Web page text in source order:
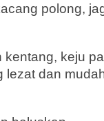
polong,
keju
lezat dan